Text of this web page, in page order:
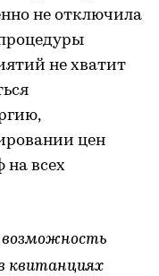
не отключила
не хватит
цен
на всех
квитанциях